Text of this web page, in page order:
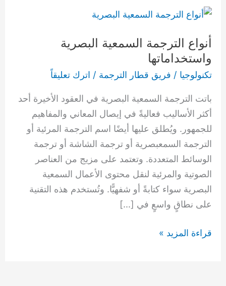
أنواع الترجمة السمعية البصرية
واستخداماتها
تكنولوجيا / فريق قطار الترجمة / اترك تعليقاً
باتت الترجمة السمعية البصرية في العقود الأخيرة أحد
أكثر الأساليب فعاليةً في إيصال المعاني والمفاهيم
للجمهور. ويُطلق عليها أيضًا اسم الترجمة المرئية أو
الترجمة السمعبصرية أو ترجمة الشاشة أو ترجمة
الوسائط المتعددة. وتعتمد على مزيج من العناصر
الصوتية والمرئية لنقل محتوى الأعمال السمعية
البصرية سواء كتابةً أو شفهيًّا. وتُستخدم هذه التقنية
على نطاقٍ واسعٍ في […]
أنواع
السمعية
البصرية
واستخداماتها
قراءة المزيد »